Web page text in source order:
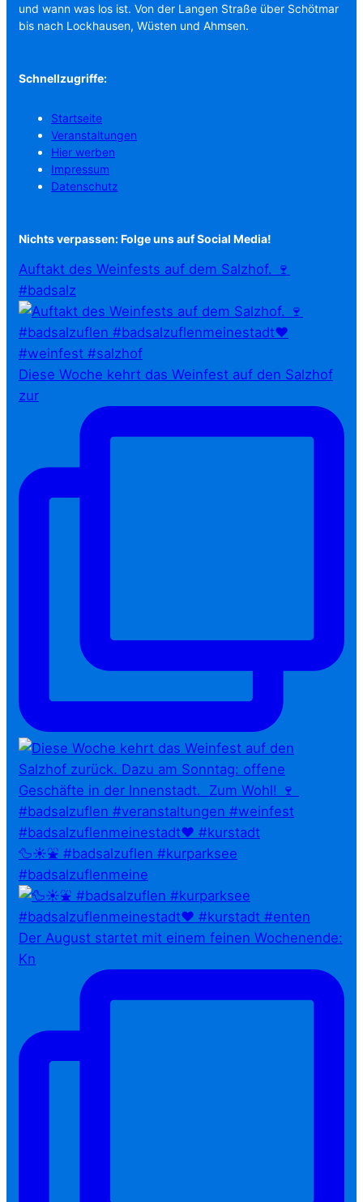
und wann was los ist. Von der Langen Straße über Schötmar
bis nach Lockhausen, Wüsten und Ahmsen.
Schnellzugriffe:
Startseite
Veranstaltungen
Hier werben
Impressum
Datenschutz
Nichts verpassen: Folge uns auf Social Media!
Auftakt des Weinfests auf dem Salzhof. 🍷
#badsalz
Diese Woche kehrt das Weinfest auf den Salzhof
zur
🦆☀️⛲ #badsalzuflen #kurparksee
#badsalzuflenmeine
Der August startet mit einem feinen Wochenende:
Kn